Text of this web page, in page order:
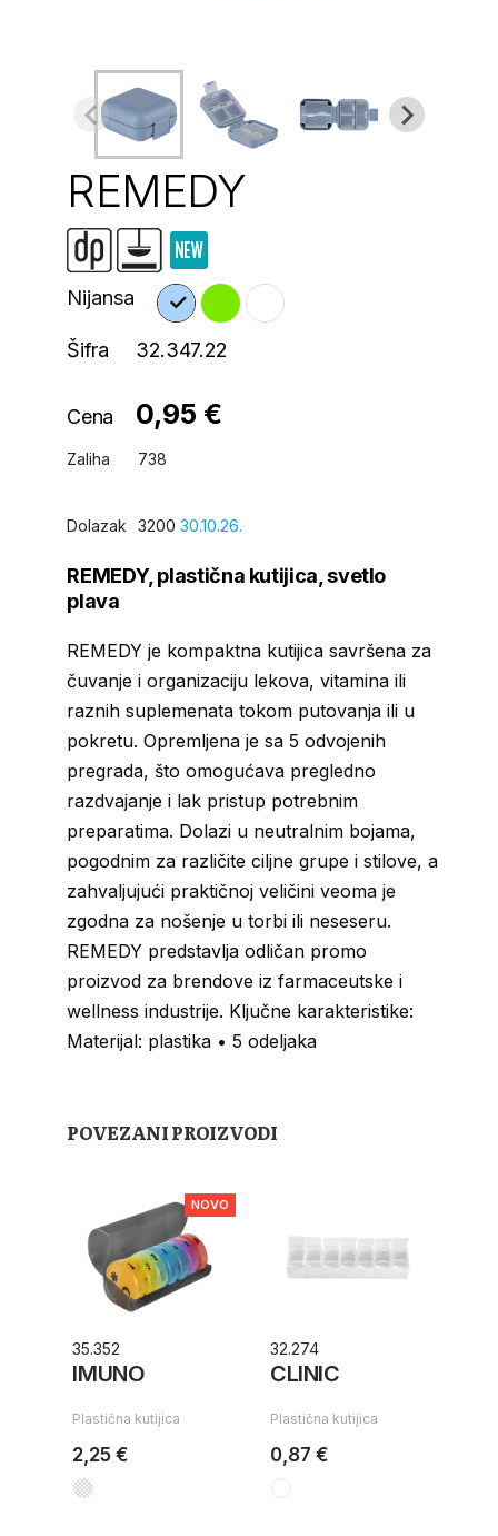
REMEDY
Nijansa
Šifra 32.347.22
Cena 0,95 €
Zaliha 738
Dolazak 3200 30.10.26.
REMEDY, plastična kutijica, svetlo
plava
REMEDY je kompaktna kutijica savršena za
čuvanje i organizaciju lekova, vitamina ili
raznih suplemenata tokom putovanja ili u
pokretu. Opremljena je sa 5 odvojenih
pregrada, što omogućava pregledno
razdvajanje i lak pristup potrebnim
preparatima. Dolazi u neutralnim bojama,
pogodnim za različite ciljne grupe i stilove, a
zahvaljujući praktičnoj veličini veoma je
zgodna za nošenje u torbi ili neseseru.
REMEDY predstavlja odličan promo
proizvod za brendove iz farmaceutske i
wellness industrije. Ključne karakteristike:
Materijal: plastika • 5 odeljaka
POVEZANI PROIZVODI
NOVO
35.352
IMUNO
Plastična kutijica
2,25 €
32.274
CLINIC
Plastična kutijica
0,87 €